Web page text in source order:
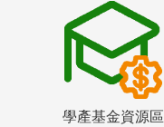
學產基金資源區